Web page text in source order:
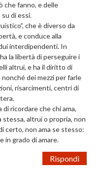
che fanno, e delle
di essi.
che è diverso da
e conduce alla
interdipendenti. In
la libertà di perseguire i
altrui, e ha il diritto di
dei mezzi per farle
risarcimenti, centri di
di ricordare che chi ama,
stessa, altrui o propria, non
certo, non ama se stesso:
in grado di amare.
Rispondi